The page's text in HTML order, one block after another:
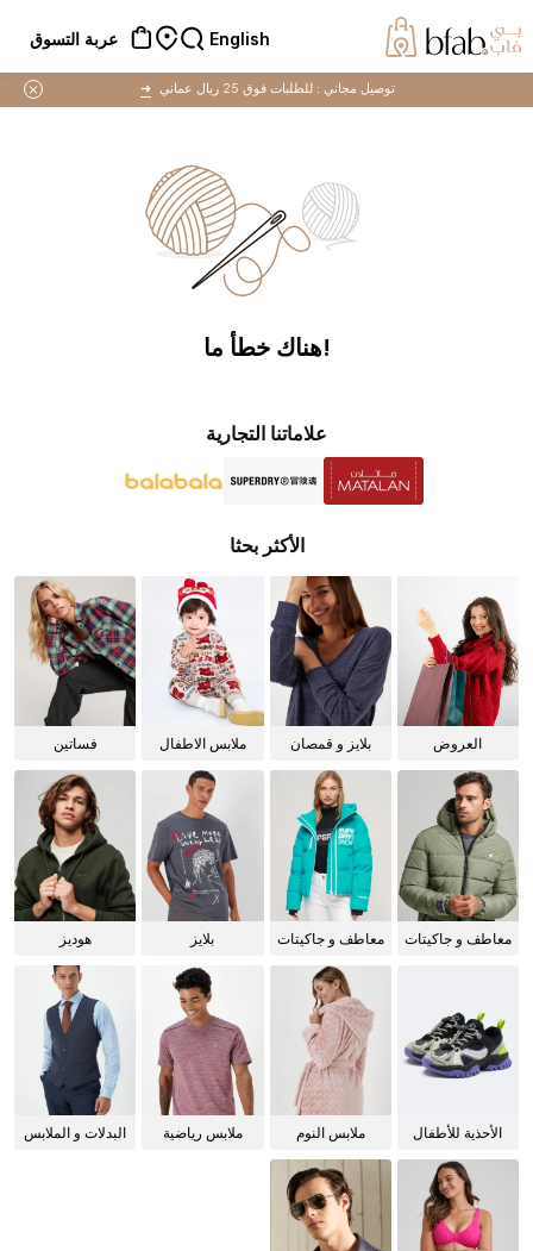
English عربة التسوق
توصيل مجاني : للطلبات فوق 25 ريال عماني ➜
!هناك خطأ ما
علاماتنا التجارية
الأكثر بحثا
العروض
بلايز و قمصان
ملابس الاطفال فساتين
معاطف و جاكيتات
معاطف و جاكيتات
بلايز هوديز
الأحذية للأطفال
ملابس النوم
ملابس رياضية
البدلات و الملابس